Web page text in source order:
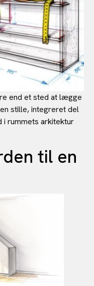
end et sted at lægge
stille, integreret del
i rummets arkitektur
til en